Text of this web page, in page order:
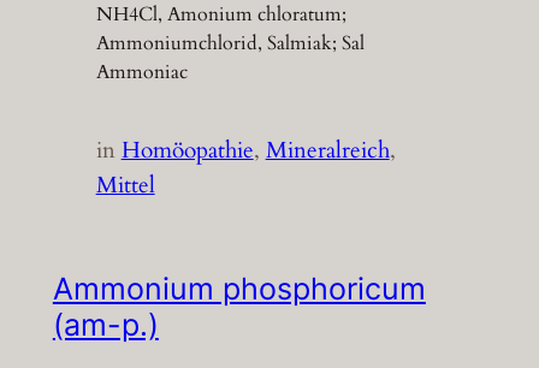
NH4Cl, Amonium chloratum;
Ammoniumchlorid, Salmiak; Sal
Ammoniac
inHomöopathie, Mineralreich
Mittel
Ammonium phosphoricum
(am-p.)